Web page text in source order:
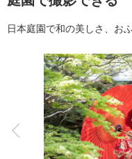
オプション
アクセス/TEL
こだわりポイント
日本庭園で和の美しさ、お